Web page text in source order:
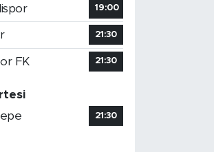
19:00
21:30
FK 21:30
21:30